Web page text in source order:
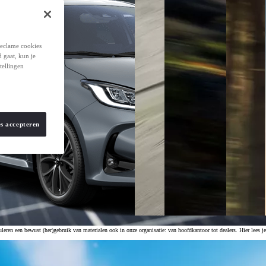
een bewust (her)gebruik van materialen ook in onze organisatie: van hoofdkantoor tot dealers. Hier lees je
cookies
gaat, kun je
accepteren